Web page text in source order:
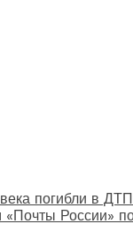
погибли в
России»